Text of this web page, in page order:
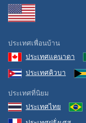
ประเทศเพื่อนบ้าน
ประเทศแคนาดา
ประเทศคิวบา
ประเทศที่นิยม
ประเทศไทย